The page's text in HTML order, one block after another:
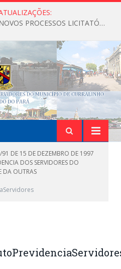
NÃO FORAM REALIZADOS NOVOS PROCESSOS LICITATÓRIOS ATÉ O MOMENTO DO ANO DE 2026
91 DE 15 DE DEZEMBRO DE 1997
DOS SERVIDORES DO
DA OUTRAS